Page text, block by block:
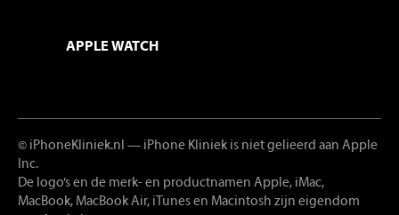
APPLE WATCH
© iPhoneKliniek.nl — iPhone Kliniek is niet gelieerd aan Apple
Inc.
De logo’s en de merk- en productnamen Apple, iMac,
MacBook, MacBook Air, iTunes en Macintosh zijn eigendom